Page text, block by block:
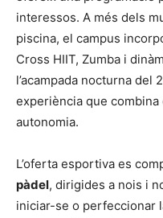
interessos. A més dels
piscina, el campus
Cross HIIT, Zumba i
l’acampada nocturna del
experiència que
autonomia.
L’oferta esportiva es
pàdel, dirigides a nois i
iniciar-se o perfeccionar